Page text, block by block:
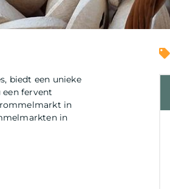
biedt een unieke
fervent
rommelmarkt in
in